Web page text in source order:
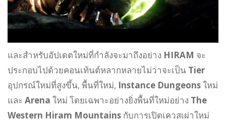
และสำหรับอัปเดตใหม่ที่กำลังจะมาถึงอย่าง HIRAM จะ
ประกอบไปด้วยคอนเท้นต์หลากหลายไม่ว่าจะเป็น Tier
อุปกรณ์ใหม่ที่สูงขึ้น, พื้นที่ใหม่, Instance Dungeonsใหม่
และ Arena ใหม่ โดยเฉพาะอย่างยิ่งพื้นที่ใหม่อย่าง The
Western Hiram Mountains กับการเปิดเควสเผ่าใหม่